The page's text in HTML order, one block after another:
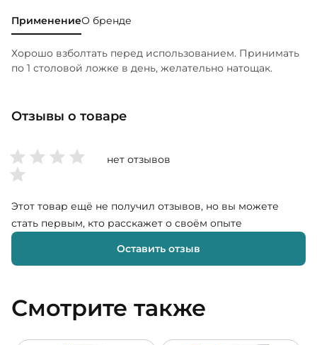
ПрименениеО бренде
Хорошо взболтать перед использованием. Принимать
по 1 столовой ложке в день, желательно натощак.
Отзывы о товаре
нет отзывов
Этот товар ещё не получил отзывов, но вы можете
стать первым, кто расскажет о своём опыте
Оставить отзыв
Смотрите также